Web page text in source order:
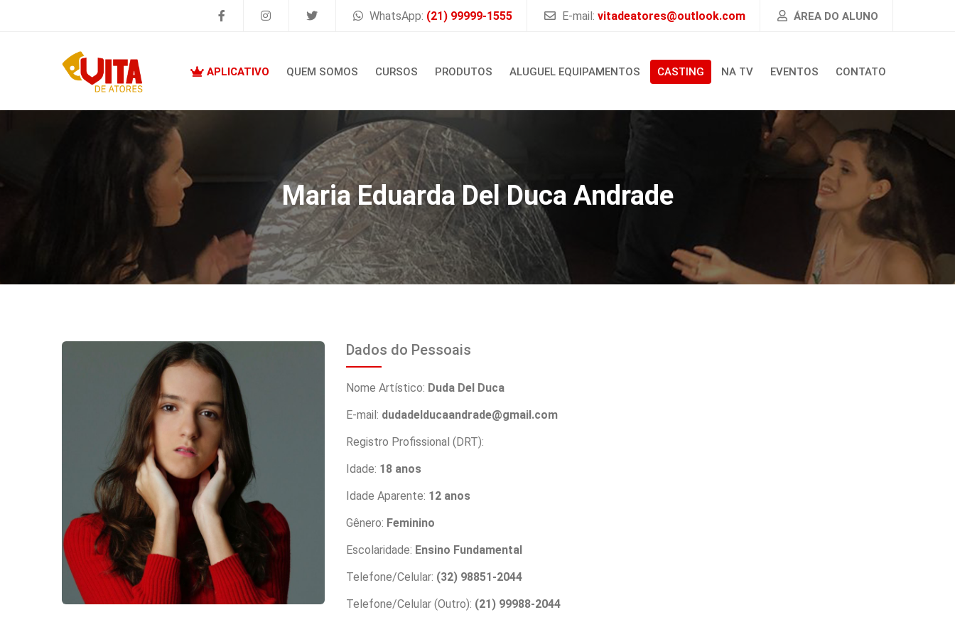
WhatsApp: (21) 99999-1555 E-mail: vitadeatores@outlook.com ÁREA DO ALUNO
APLICATIVO QUEM SOMOS CURSOS PRODUTOS ALUGUEL EQUIPAMENTOS CASTING NA TV EVENTOS CONTATO
Maria Eduarda Del Duca Andrade
Dados do Pessoais
Nome Artístico: Duda Del Duca
E-mail: dudadelducaandrade@gmail.com
Registro Profissional (DRT):
Idade: 18 anos
Idade Aparente: 12 anos
Gênero: Feminino
Escolaridade: Ensino Fundamental
Telefone/Celular: (32) 98851-2044
Telefone/Celular (Outro): (21) 99988-2044